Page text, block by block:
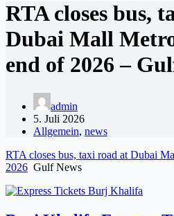
RTA closes bus,
Dubai Mall
end of 2026 –
admin
5. Juli 2026
Allgemein, news
RTA closes bus, taxi road at Dubai
2026 Gulf News